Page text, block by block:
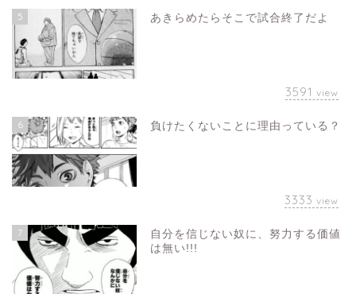
5 あきらめたらそこで試合終了だよ
3591 view
6 負けたくないことに理由っている？
3333 view
7
自分を信じない奴に、努力する価値
は無い!!!